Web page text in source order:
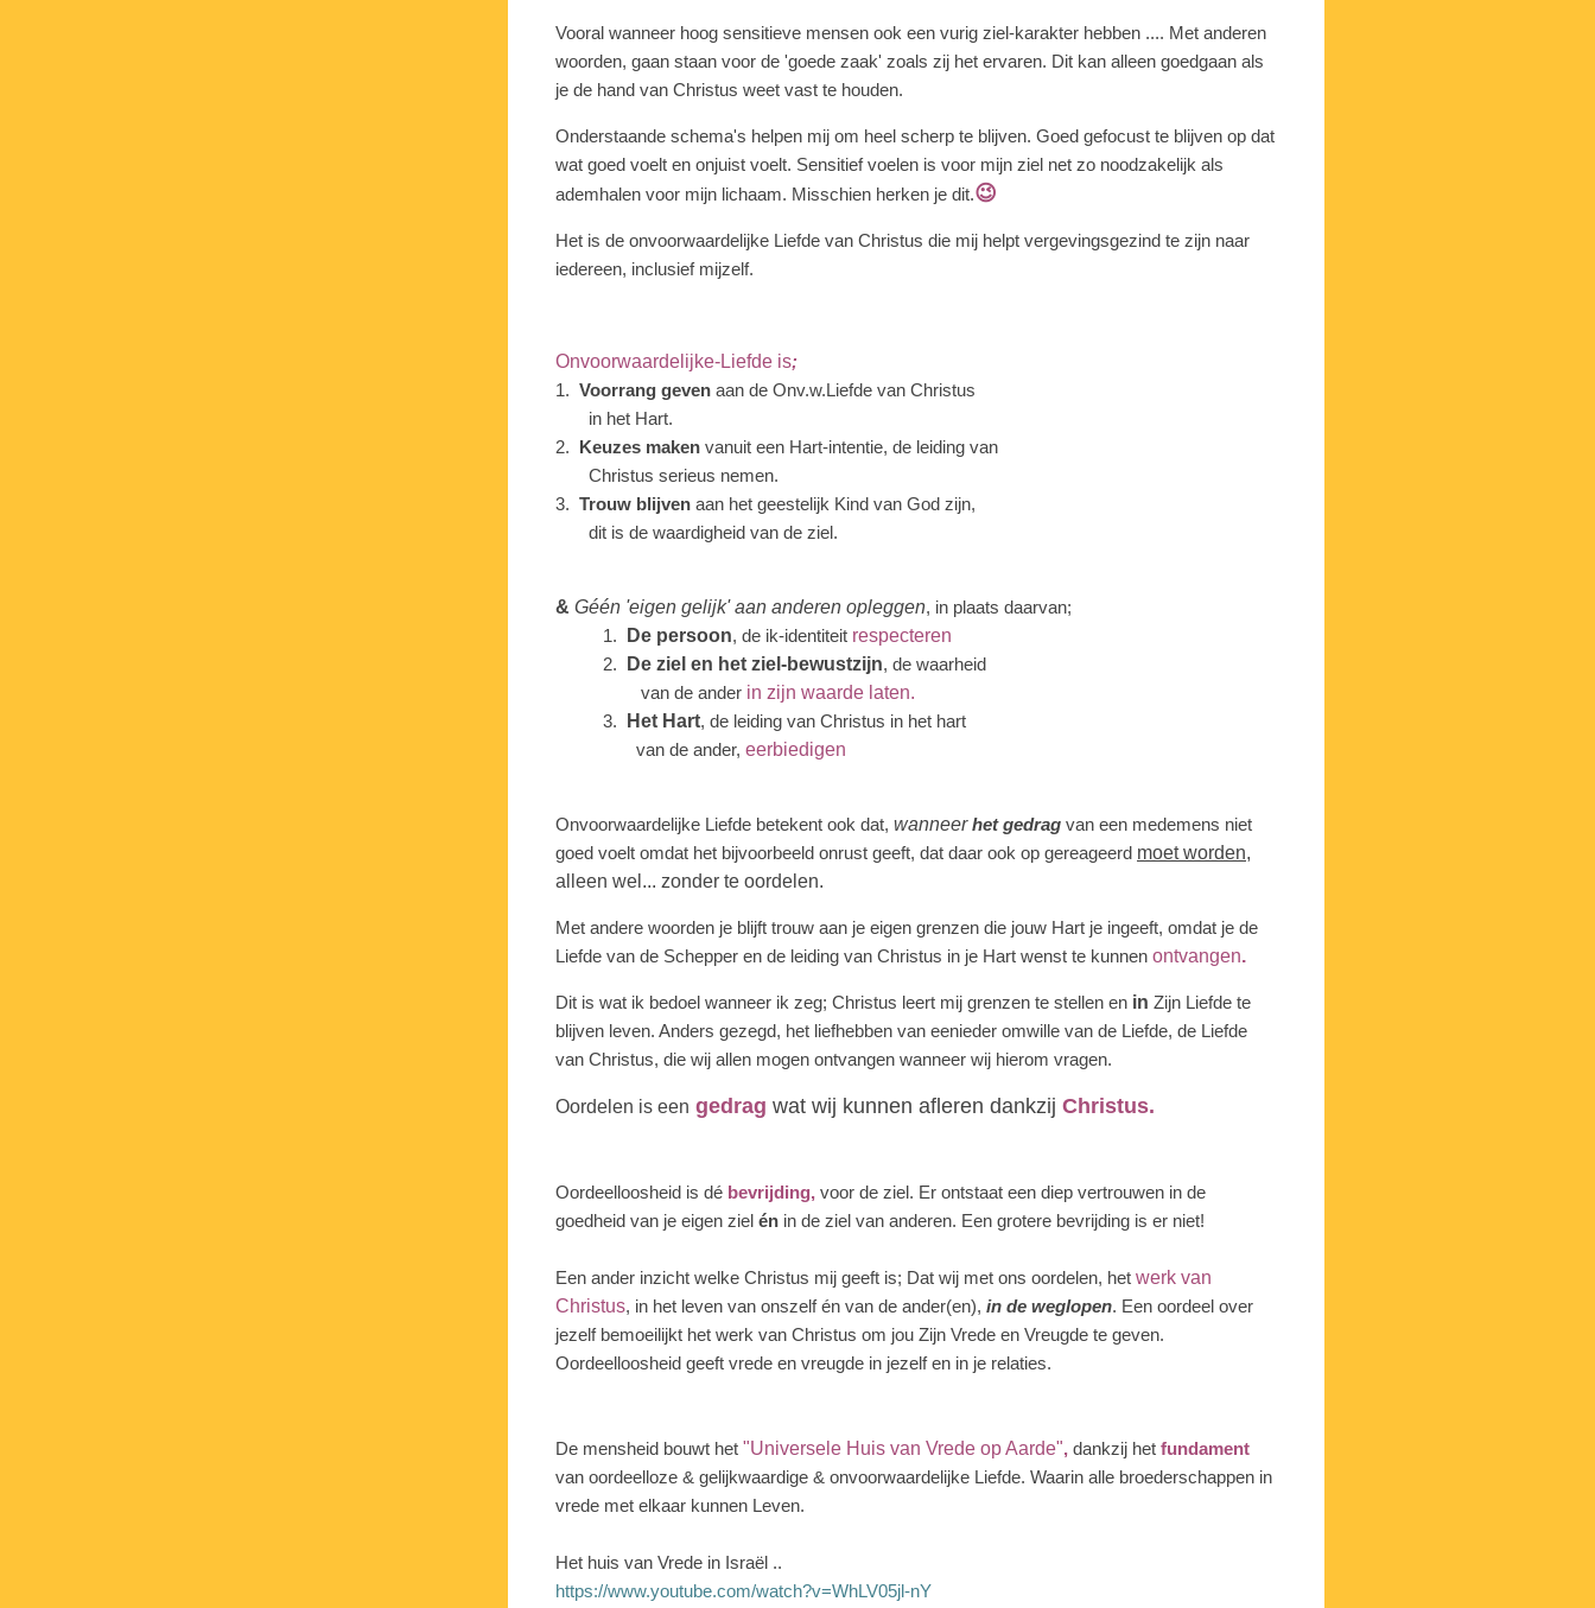
Vooral wanneer hoog sensitieve mensen ook een vurig ziel-karakter hebben .... Met anderen
woorden, gaan staan voor de 'goede zaak' zoals zij het ervaren. Dit kan alleen goedgaan als
je de hand van Christus weet vast te houden.
Onderstaande schema's helpen mij om heel scherp te blijven. Goed gefocust te blijven op dat
wat goed voelt en onjuist voelt. Sensitief voelen is voor mijn ziel net zo noodzakelijk als
ademhalen voor mijn lichaam. Misschien herken je dit.😉
Het is de onvoorwaardelijke Liefde van Christus die mij helpt vergevingsgezind te zijn naar
iedereen, inclusief mijzelf.
Onvoorwaardelijke-Liefde is;
1. Voorrang geven aan de Onv.w.Liefde van Christus
in het Hart.
2. Keuzes maken vanuit een Hart-intentie, de leiding van
Christus serieus nemen.
3. Trouw blijven aan het geestelijk Kind van God zijn,
dit is de waardigheid van de ziel.
& Géén 'eigen gelijk' aan anderen opleggen, in plaats daarvan;
1.
De persoon, de ik-identiteit respecteren
2.
De ziel en het ziel-bewustzijn, de waarheid
van de ander in zijn waarde laten.
3.
Het Hart, de leiding van Christus in het hart
van de ander, eerbiedigen
Onvoorwaardelijke Liefde betekent ook dat, wanneer het gedrag van een medemens niet
goed voelt omdat het bijvoorbeeld onrust geeft, dat daar ook op gereageerd moet worden,
alleen wel... zonder te oordelen.
Met andere woorden je blijft trouw aan je eigen grenzen die jouw Hart je ingeeft, omdat je de
Liefde van de Schepper en de leiding van Christus in je Hart wenst te kunnen ontvangen.
Dit is wat ik bedoel wanneer ik zeg; Christus leert mij grenzen te stellen en in Zijn Liefde te
blijven leven. Anders gezegd, het liefhebben van eenieder omwille van de Liefde, de Liefde
van Christus, die wij allen mogen ontvangen wanneer wij hierom vragen.
Oordelen is een gedrag wat wij kunnen afleren dankzij Christus.
Oordeelloosheid is dé bevrijding, voor de ziel. Er ontstaat een diep vertrouwen in de
goedheid van je eigen ziel én in de ziel van anderen. Een grotere bevrijding is er niet!
Een ander inzicht welke Christus mij geeft is; Dat wij met ons oordelen, het werk van
Christus, in het leven van onszelf én van de ander(en), in de weglopen. Een oordeel over
jezelf bemoeilijkt het werk van Christus om jou Zijn Vrede en Vreugde te geven.
Oordeelloosheid geeft vrede en vreugde in jezelf en in je relaties.
De mensheid bouwt het "Universele Huis van Vrede op Aarde", dankzij het fundament
van oordeelloze & gelijkwaardige & onvoorwaardelijke Liefde. Waarin alle broederschappen in
vrede met elkaar kunnen Leven.
Het huis van Vrede in Israël ..
https://www.youtube.com/watch?v=WhLV05jl-nY